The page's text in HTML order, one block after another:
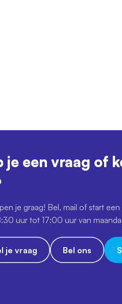
je een vraag of
je graag! Bel, mail of start
uur tot 17:00 uur van
je vraag Bel ons